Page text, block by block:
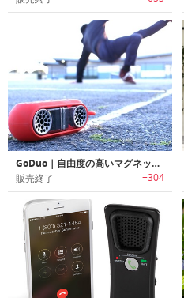
GoDuo｜自由度の高いマグネットモジュール式ポータブルワイヤレススピーカー「ゴーデュオ」
販売終了 +304